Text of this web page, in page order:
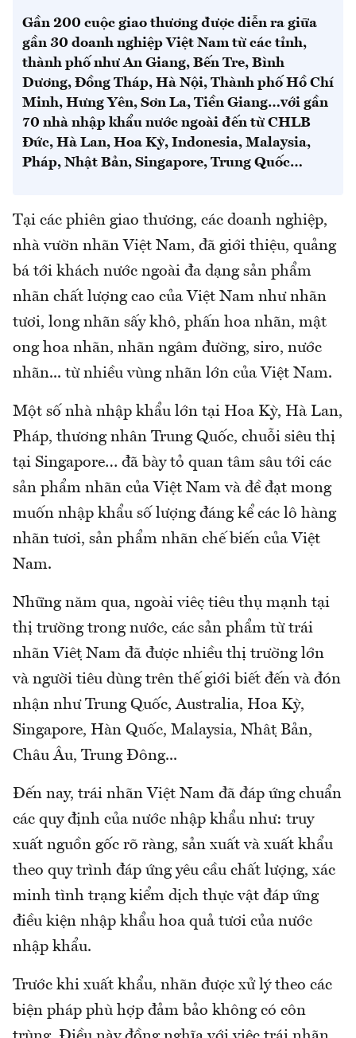
Gần 200 cuộc giao thương được diễn ra giữa
gần 30 doanh nghiệp Việt Nam từ các tỉnh,
thành phố như An Giang, Bến Tre, Bình
Dương, Đồng Tháp, Hà Nội, Thành phố Hồ Chí
Minh, Hưng Yên, Sơn La, Tiền Giang…với gần
70 nhà nhập khẩu nước ngoài đến từ CHLB
Đức, Hà Lan, Hoa Kỳ, Indonesia, Malaysia,
Pháp, Nhật Bản, Singapore, Trung Quốc…
Tại các phiên giao thương, các doanh nghiệp,
nhà vườn nhãn Việt Nam, đã giới thiệu, quảng
bá tới khách nước ngoài đa dạng sản phẩm
nhãn chất lượng cao của Việt Nam như nhãn
tươi, long nhãn sấy khô, phấn hoa nhãn, mật
ong hoa nhãn, nhãn ngâm đường, siro, nước
nhãn... từ nhiều vùng nhãn lớn của Việt Nam.
Một số nhà nhập khẩu lớn tại Hoa Kỳ, Hà Lan,
Pháp, thương nhân Trung Quốc, chuỗi siêu thị
tại Singapore… đã bày tỏ quan tâm sâu tới các
sản phẩm nhãn của Việt Nam và đề đạt mong
muốn nhập khẩu số lượng đáng kể các lô hàng
nhãn tươi, sản phẩm nhãn chế biến của Việt
Nam.
Những năm qua, ngoài việc tiêu thụ mạnh tại
thị trường trong nước, các sản phẩm từ trái
nhãn Việt Nam đã được nhiều thị trường lớn
và người tiêu dùng trên thế giới biết đến và đón
nhận như Trung Quốc, Australia, Hoa Kỳ,
Singapore, Hàn Quốc, Malaysia, Nhật Bản,
Châu Âu, Trung Đông...
Đến nay, trái nhãn Việt Nam đã đáp ứng chuẩn
các quy định của nước nhập khẩu như: truy
xuất nguồn gốc rõ ràng, sản xuất và xuất khẩu
theo quy trình đáp ứng yêu cầu chất lượng, xác
minh tình trạng kiểm dịch thực vật đáp ứng
điều kiện nhập khẩu hoa quả tươi của nước
nhập khẩu.
Trước khi xuất khẩu, nhãn được xử lý theo các
biện pháp phù hợp đảm bảo không có côn